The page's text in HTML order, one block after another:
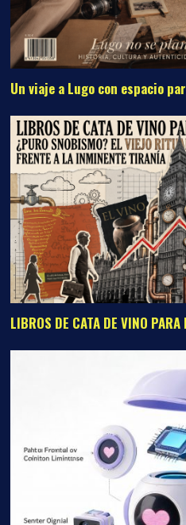
Un viaje a Lugo con espacio
LIBROS DE CATA DE VINO PARA